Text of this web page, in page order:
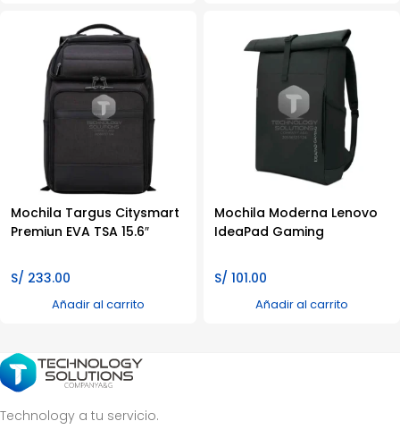
Mochila Targus Citysmart
Premiun EVA TSA 15.6″
S/ 233.00
Añadir al carrito
Mochila Moderna Lenovo
IdeaPad Gaming
S/ 101.00
Añadir al carrito
Technology a tu servicio.